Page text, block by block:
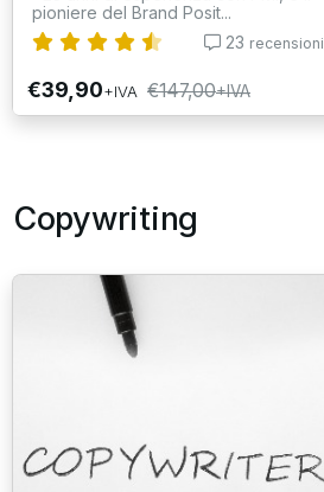
pioniere del Brand Posit...
23 recensioni
€147,00+IVA
€39,90+IVA
Copywriting